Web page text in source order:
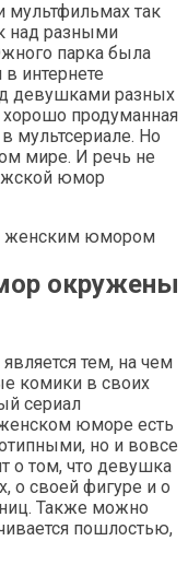
мультфильмах так
над разными
парка была
интернете
девушками разных
хорошо продуманная
мультсериале. Но
мире. И речь не
юмор
окружены
тем, на чем
комики в своих
сериал
юморе есть
но и вовсе
о том, что девушка
о своей фигуре и о
Также можно
пошлостью,